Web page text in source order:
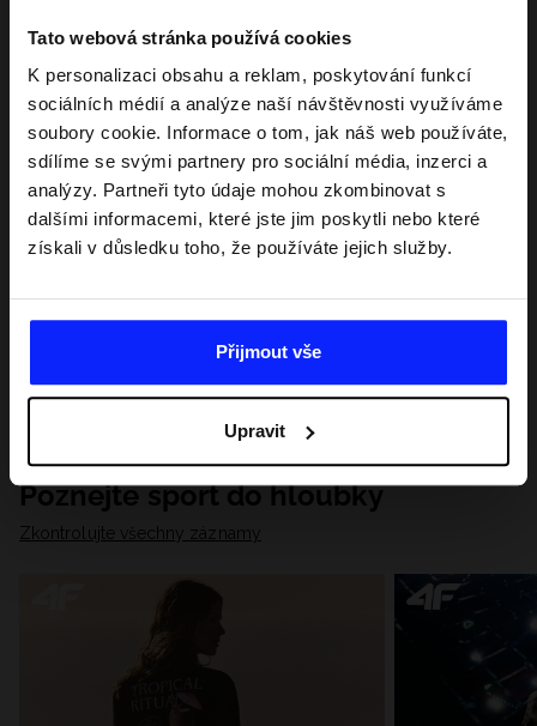
Tato webová stránka používá cookies
K personalizaci obsahu a reklam, poskytování funkcí
sociálních médií a analýze naší návštěvnosti využíváme
soubory cookie. Informace o tom, jak náš web používáte,
sdílíme se svými partnery pro sociální média, inzerci a
analýzy. Partneři tyto údaje mohou zkombinovat s
dalšími informacemi, které jste jim poskytli nebo které
získali v důsledku toho, že používáte jejich služby.
Přijmout vše
Upravit
Poznejte sport do hloubky
Zkontrolujte všechny záznamy